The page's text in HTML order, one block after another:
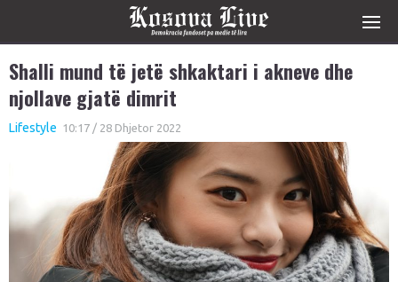
Shalli mund të jetë shkaktari i akneve dhe
njollave gjatë dimrit
Lifestyle 10:17 / 28 Dhjetor 2022